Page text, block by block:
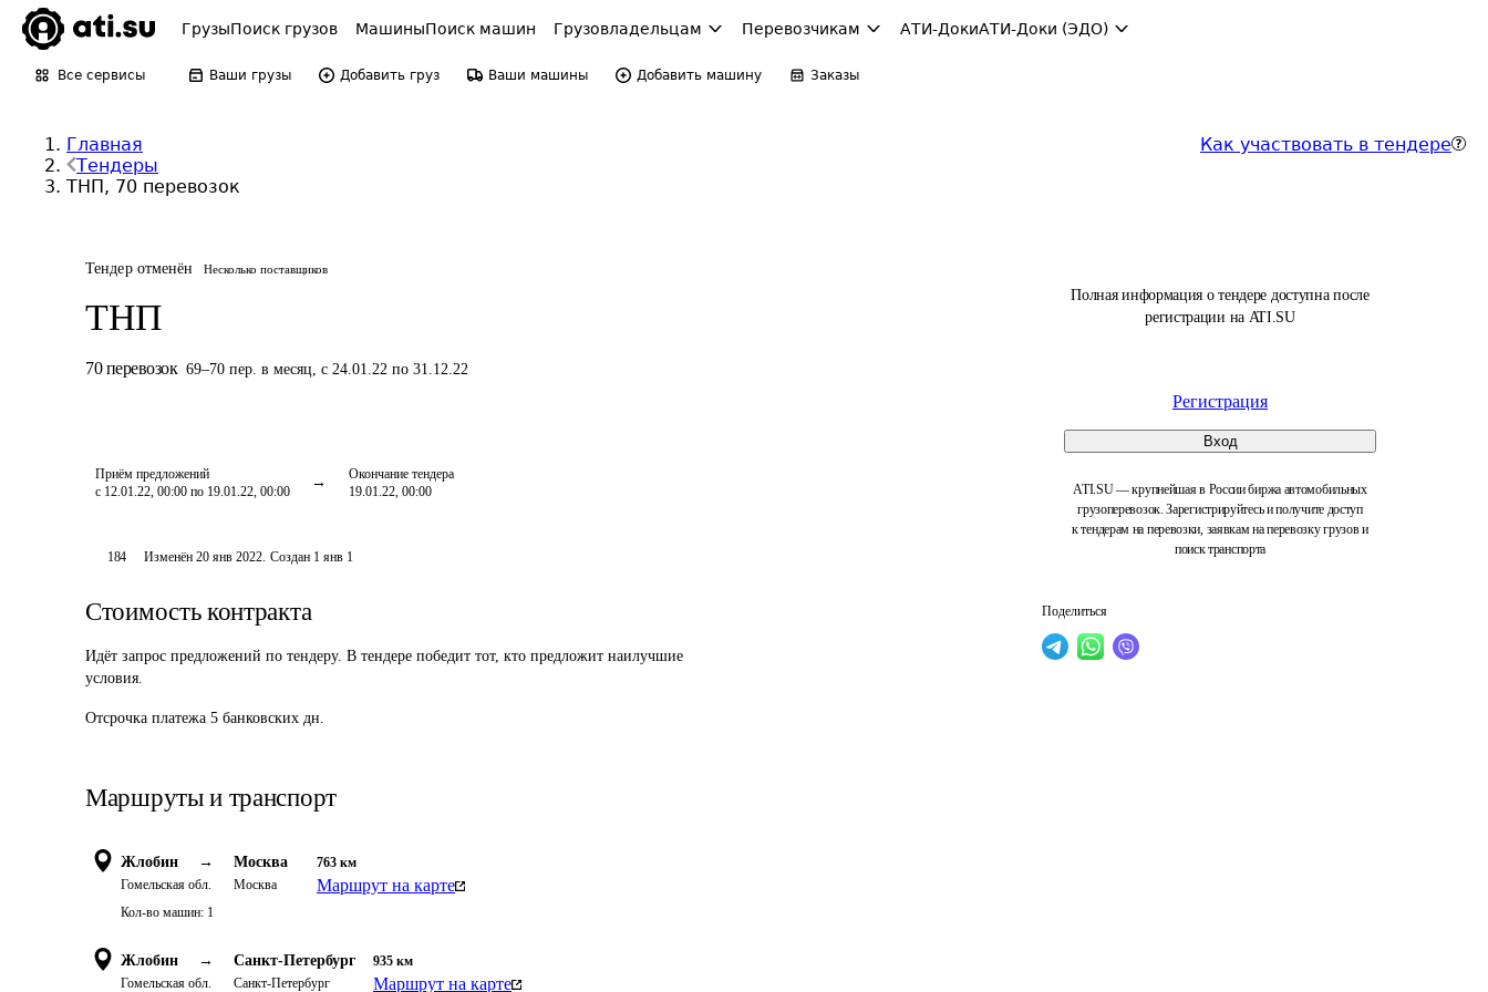
ГрузыПоиск грузов МашиныПоиск машин Грузовладельцам Перевозчикам АТИ-ДокиАТИ-Доки (ЭДО)
Все сервисы Ваши грузы Добавить груз Ваши машины Добавить машину Заказы
Главная
Тендеры
ТНП, 70 перевозок
Как участвовать в тендере
Тендер отменён Несколько поставщиков
ТНП
70 перевозок 69–70 пер. в месяц, с 24.01.22 по 31.12.22
Приём предложений
с 12.01.22, 00:00 по 19.01.22, 00:00
Окончание тендера
19.01.22, 00:00
Полная информация о тендере доступна после
регистрации на ATI.SU
Регистрация
Вход
ATI.SU — крупнейшая в России биржа автомобильных
грузоперевозок. Зарегистрируйтесь и получите доступ
к тендерам на перевозки, заявкам на перевозку грузов и
поиск транспорта
Поделиться
184 Изменён20 янв 2022. Создан 1 янв 1
Стоимость контракта
Идёт запрос предложений по тендеру. В тендере победит тот, кто предложит наилучшие
условия.
Отсрочка платежа 5 банковских дн.
Маршруты и транспорт
Жлобин →
Гомельская обл.
Москва
Москва
763 км
Маршрут на карте
Кол-во машин: 1
Жлобин →
Гомельская обл.
Санкт-Петербург
Санкт-Петербург
935 км
Маршрут на карте